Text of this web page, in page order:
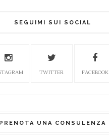
SEGUIMI SUI SOCIAL
TWITTER FACEBOOK
PRENOTA UNA CONSULENZA